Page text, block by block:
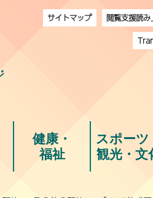
サイトマップ 閲覧支援読
健康・
福祉
スポーツ
観光・文